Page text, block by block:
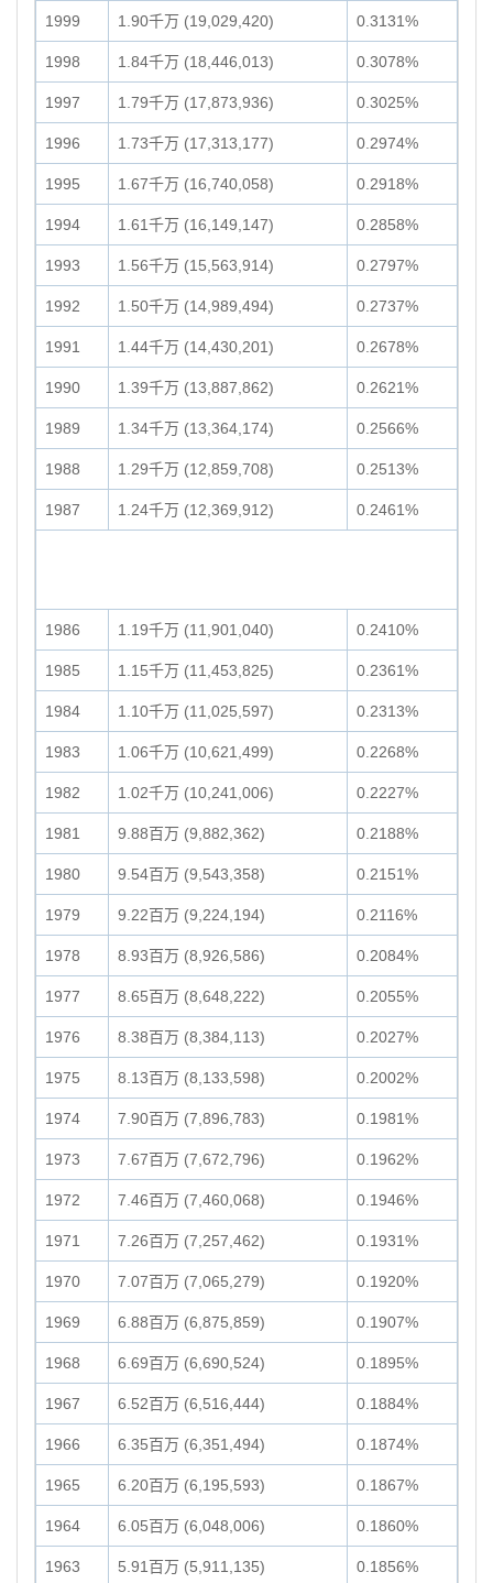
1999 1.90千万 (19,029,420) 0.3131%
1998 1.84千万 (18,446,013) 0.3078%
1997 1.79千万 (17,873,936) 0.3025%
1996 1.73千万 (17,313,177) 0.2974%
1995 1.67千万 (16,740,058) 0.2918%
1994 1.61千万 (16,149,147) 0.2858%
1993 1.56千万 (15,563,914) 0.2797%
1992 1.50千万 (14,989,494) 0.2737%
1991 1.44千万 (14,430,201) 0.2678%
1990 1.39千万 (13,887,862) 0.2621%
1989 1.34千万 (13,364,174) 0.2566%
1988 1.29千万 (12,859,708) 0.2513%
1987 1.24千万 (12,369,912) 0.2461%
1986 1.19千万 (11,901,040) 0.2410%
1985 1.15千万 (11,453,825) 0.2361%
1984 1.10千万 (11,025,597) 0.2313%
1983 1.06千万 (10,621,499) 0.2268%
1982 1.02千万 (10,241,006) 0.2227%
1981 9.88百万 (9,882,362) 0.2188%
1980 9.54百万 (9,543,358) 0.2151%
1979 9.22百万 (9,224,194) 0.2116%
1978 8.93百万 (8,926,586) 0.2084%
1977 8.65百万 (8,648,222) 0.2055%
1976 8.38百万 (8,384,113) 0.2027%
1975 8.13百万 (8,133,598) 0.2002%
1974 7.90百万 (7,896,783) 0.1981%
1973 7.67百万 (7,672,796) 0.1962%
1972 7.46百万 (7,460,068) 0.1946%
1971 7.26百万 (7,257,462) 0.1931%
1970 7.07百万 (7,065,279) 0.1920%
1969 6.88百万 (6,875,859) 0.1907%
1968 6.69百万 (6,690,524) 0.1895%
1967 6.52百万 (6,516,444) 0.1884%
1966 6.35百万 (6,351,494) 0.1874%
1965 6.20百万 (6,195,593) 0.1867%
1964 6.05百万 (6,048,006) 0.1860%
1963 5.91百万 (5,911,135) 0.1856%